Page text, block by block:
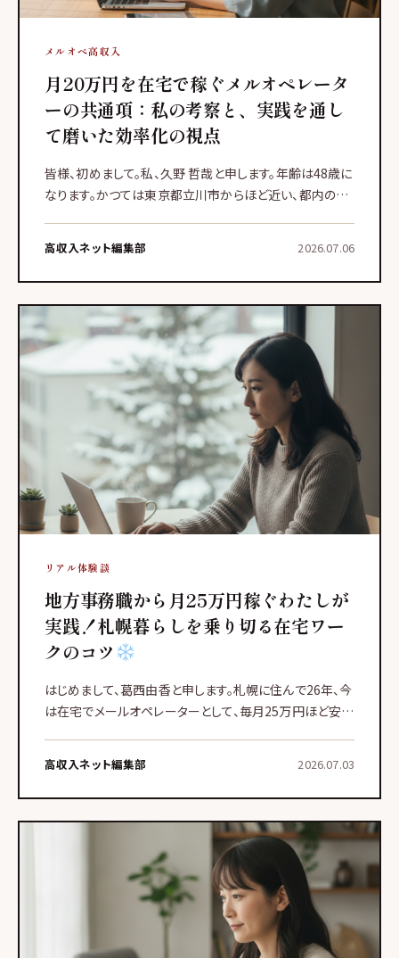
メルオペ高収入
月20万円を在宅で稼ぐメルオペレータ
ーの共通項：私の考察と、実践を通し
て磨いた効率化の視点
皆様、初めまして。私、久野 哲哉と申します。年齢は48歳に
なります。かつては東京都立川市からほど近い、都内の中
る機
高収入ネット編集部 2026.07.06
リアル体験談
地方事務職から月25万円稼ぐわたしが
実践！札幌暮らしを乗り切る在宅ワー
クのコツ
はじめまして、葛西由香と申します。札幌に住んで26年、今
は在宅でメールオペレーターとして、毎月25万円ほど安定
には
高収入ネット編集部 2026.07.03